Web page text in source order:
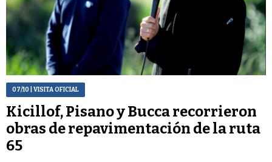
07/10 | VISITA OFICIAL
Kicillof, Pisano y Bucca recorrieron
obras de repavimentación de la ruta
65